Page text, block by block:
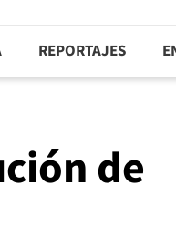
REPORTAJES
de